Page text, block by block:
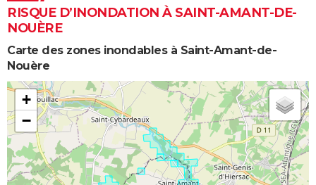
RISQUE D’INONDATION À SAINT-AMANT-DE-
NOUÈRE
Carte des zones inondables à Saint-Amant-de-
Nouère
+
−